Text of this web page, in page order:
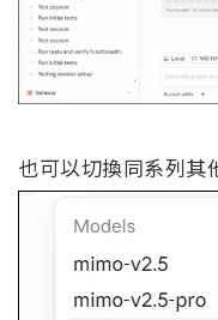
也可以切換同系列其